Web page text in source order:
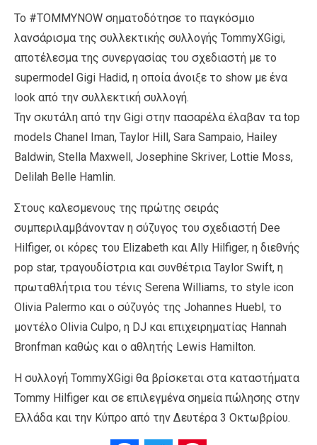
Το #TOMMYNOW σηματοδότησε το παγκόσμιο
λανσάρισμα της συλλεκτικής συλλογής TommyXGigi,
αποτέλεσμα της συνεργασίας του σχεδιαστή με το
supermodel Gigi Hadid, η οποία άνοιξε το show με ένα
look από την συλλεκτική συλλογή.
Την σκυτάλη από την Gigi στην πασαρέλα έλαβαν τα top
models Chanel Iman, Taylor Hill, Sara Sampaio, Hailey
Baldwin, Stella Maxwell, Josephine Skriver, Lottie Moss,
Delilah Belle Hamlin.
Στους καλεσμενους της πρώτης σειράς
συμπεριλαμβάνονταν η σύζυγος του σχεδιαστή Dee
Hilfiger, οι κόρες του Elizabeth και Ally Hilfiger, η διεθνής
pop star, τραγουδίστρια και συνθέτρια Taylor Swift, η
πρωταθλήτρια του τένις Serena Williams, το style icon
Olivia Palermo και ο σύζυγός της Johannes Huebl, το
μοντέλο Olivia Culpo, η DJ και επιχειρηματίας Hannah
Bronfman καθώς και ο αθλητής Lewis Hamilton.
Η συλλογή TommyXGigi θα βρίσκεται στα καταστήματα
Tommy Hilfiger και σε επιλεγμένα σημεία πώλησης στην
Ελλάδα και την Κύπρο από την Δευτέρα 3 Οκτωβρίου.